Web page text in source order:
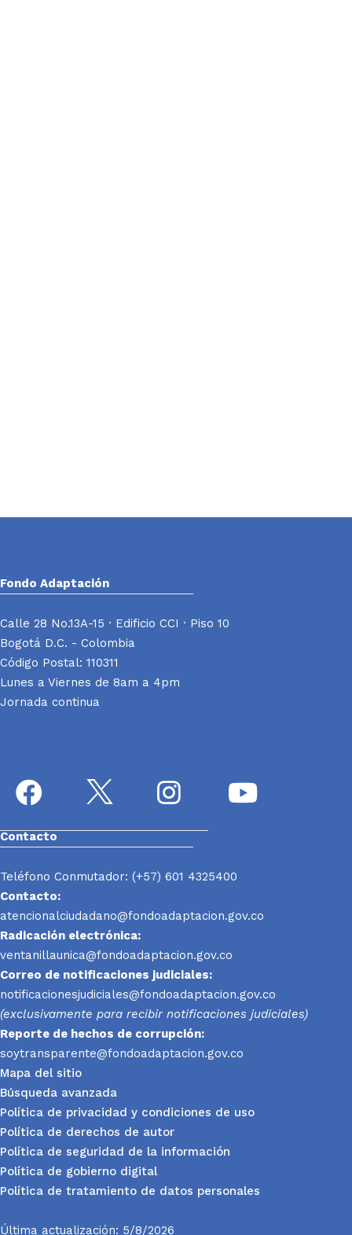
Fondo Adaptación
Calle 28 No.13A-15 · Edificio CCI · Piso 10
Bogotá D.C. - Colombia
Código Postal: 110311
Lunes a Viernes de 8am a 4pm
Jornada continua
Contacto
Teléfono Conmutador: (+57) 601 4325400
Contacto:
atencionalciudadano@fondoadaptacion.gov.co
Radicación electrónica:
ventanillaunica@fondoadaptacion.gov.co
Correo de notificaciones judiciales:
notificacionesjudiciales@fondoadaptacion.gov.co
(exclusivamente para recibir notificaciones judiciales)
Reporte de hechos de corrupción:
soytransparente@fondoadaptacion.gov.co
Mapa del sitio
Búsqueda avanzada
Política de privacidad y condiciones de uso
Política de derechos de autor
Política de seguridad de la información
Política de gobierno digital
Política de tratamiento de datos personales
Última actualización: 5/8/2026